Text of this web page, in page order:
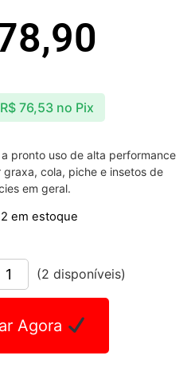
R$ 76,53 no Pix
pronto uso de alta performance
cola, piche e insetos de
em geral.
em estoque
(2 disponíveis)
Agora